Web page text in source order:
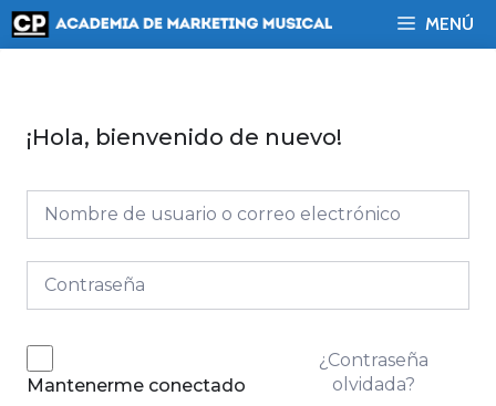
Saltar
al
contenido
MENÚ
¡Hola, bienvenido de nuevo!
Mantenerme conectado
¿Contraseña
olvidada?